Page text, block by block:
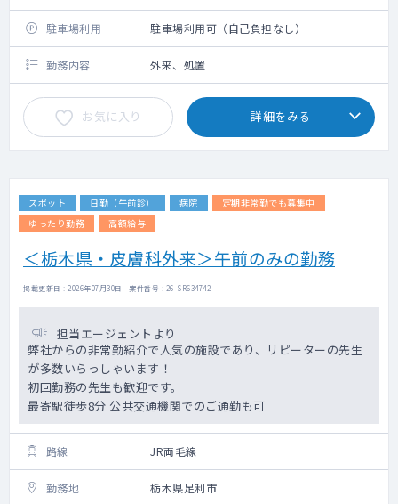
駐車場利用 駐車場利用可（自己負担なし）
勤務内容 外来、処置
お気に入り 詳細をみる
スポット 日勤（午前診） 病院
定期非常勤でも募集中
ゆったり勤務
高額給与
＜栃木県・皮膚科外来＞午前のみの勤務
掲載更新日 : 2026年07月30日 案件番号 : 26-SR634742
担当エージェントより
弊社からの非常勤紹介で人気の施設であり、リピーターの先生
が多数いらっしゃいます！
初回勤務の先生も歓迎です。
最寄駅徒歩8分 公共交通機関でのご通勤も可
路線 JR両毛線
勤務地 栃木県足利市